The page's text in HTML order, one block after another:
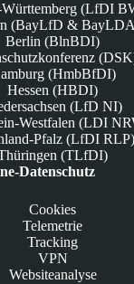
Württemberg (LfDI
(BayLfD &
Berlin (BlnBDI)
(HmbBfDI)
Hessen (HBDI)
(LfD NI)
Westfalen (LDI
Pfalz (LfDI RLP)
(TLfDI)
Datenschutz
Cookies
Telemetrie
Tracking
VPN
Websiteanalyse